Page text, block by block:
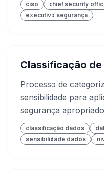
ciso chief security
executivo segurança
Classificação de
Processo de
sensibilidade para
segurança
classificação dados
sensibilidade dados